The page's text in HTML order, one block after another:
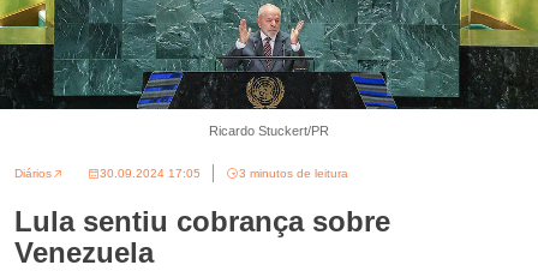
Ricardo Stuckert/PR
Diários 30.09.2024 17:05 3 minutos de leitura
Lula sentiu cobrança sobre
Venezuela